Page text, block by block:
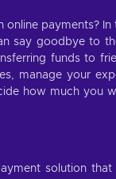
payments?
say goodbye to
funds to
manage your
how much you
solution